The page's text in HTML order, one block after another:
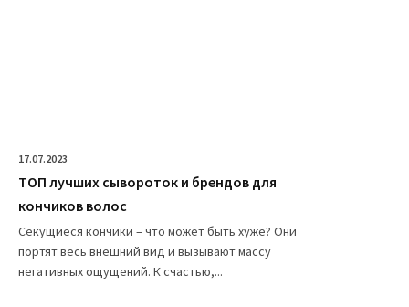
17.07.2023
ТОП лучших сывороток и брендов для
кончиков волос
Секущиеся кончики – что может быть хуже? Они
портят весь внешний вид и вызывают массу
негативных ощущений. К счастью,...